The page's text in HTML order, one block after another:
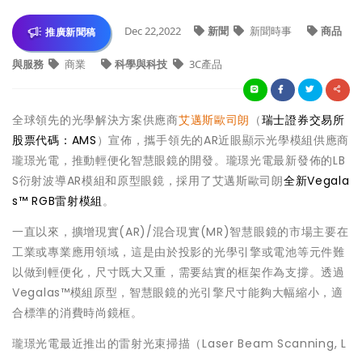
推廣新聞稿 Dec 22,2022 新聞 新聞時事 商品
與服務 商業 科學與科技 3C產品
全球領先的光學解決方案供應商艾邁斯歐司朗 （瑞士證券交易所
股票代碼：AMS ）宣佈，攜手領先的AR近眼顯示光學模組供應商
瓏璟光電，推動輕便化智慧眼鏡的開發。瓏璟光電最新發佈的LB
S衍射波導AR模組和原型眼鏡，採用了艾邁斯歐司朗全新Vegala
s™ RGB雷射模組。
一直以來，擴增現實(AR)/混合現實(MR)智慧眼鏡的市場主要在
工業或專業應用領域，這是由於投影的光學引擎或電池等元件難
以做到輕便化，尺寸既大又重，需要結實的框架作為支撐。透過
Vegalas™模組原型，智慧眼鏡的光引擎尺寸能夠大幅縮小，適
合標準的消費時尚鏡框。
瓏璟光電最近推出的雷射光束掃描（Laser Beam Scanning, L